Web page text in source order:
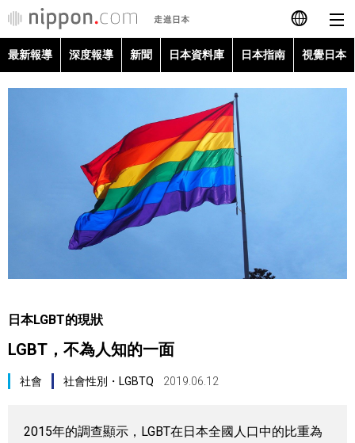
日本語
視覺日本
臺灣香港
最新報導 深度報導 新聞 日本資料庫 日本指南 視覺日本
日本LGBT的現狀
LGBT，不為人知的一面
社會 社會性別・LGBTQ 2019.06.12
2015年的調查顯示，LGBT在日本全國人口中的比重為